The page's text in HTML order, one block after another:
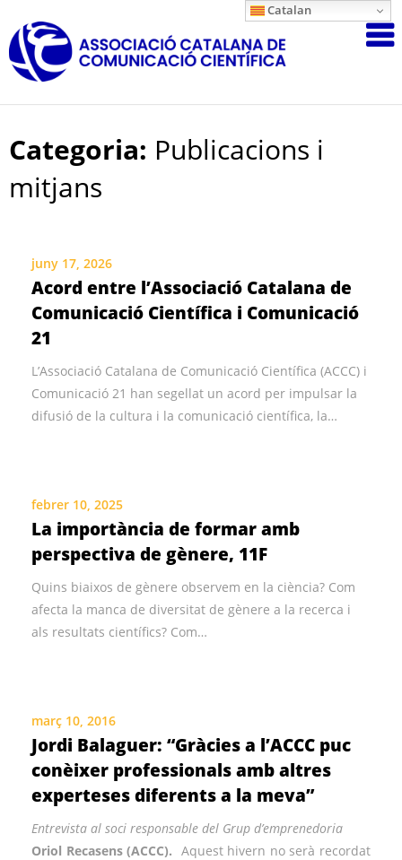
to
content
Associació
Científica
Categoria: Publicacions i
mitjans
juny 17, 2026
Acord entre l’Associació Catalana de
Comunicació Científica i Comunicació
21
L’Associació Catalana de Comunicació Científica (ACCC) i
Comunicació 21 han segellat un acord per impulsar la
difusió de la cultura i la comunicació científica, la…
febrer 10, 2025
La importància de formar amb
perspectiva de gènere, 11F
Quins biaixos de gènere observem en la ciència? Com
afecta la manca de diversitat de gènere a la recerca i
als resultats científics? Com…
març 10, 2016
Jordi Balaguer: “Gràcies a l’ACCC puc
conèixer professionals amb altres
experteses diferents a la meva”
Entrevista al soci responsable del Grup d’emprenedoria
Oriol Recasens (ACCC). Aquest hivern no serà recordat
Catalan